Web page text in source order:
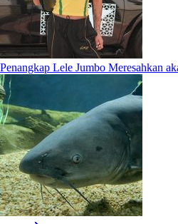
Penangkap Lele Jumbo Meresahkan